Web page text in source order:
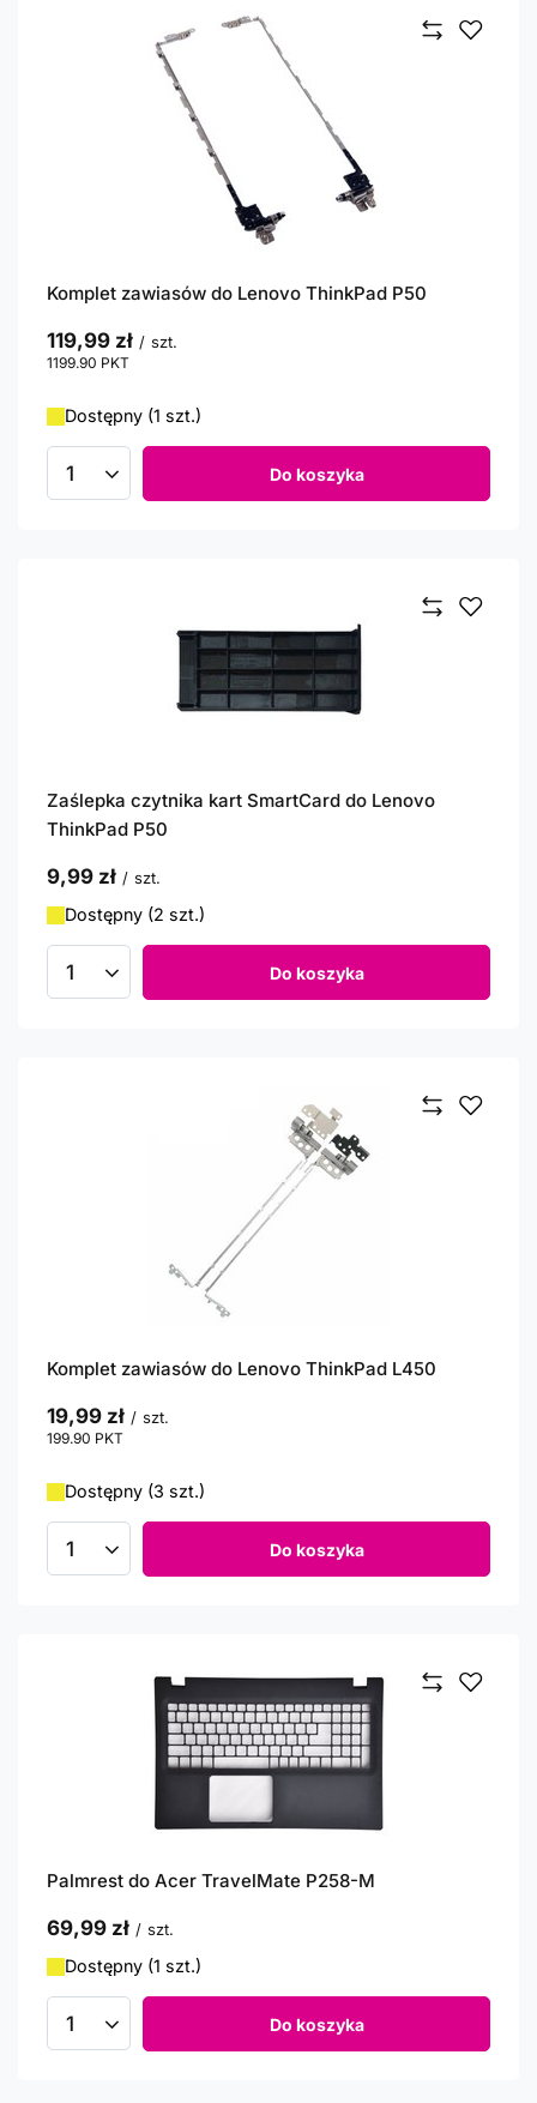
Komplet zawiasów do Lenovo ThinkPad P50
119,99 zł / szt.
1199.90 PKT
Dostępny (1 szt.)
Ilość produktów Do koszyka
Zaślepka czytnika kart SmartCard do Lenovo
ThinkPad P50
9,99 zł / szt.
Dostępny (2 szt.)
Ilość produktów Do koszyka
Komplet zawiasów do Lenovo ThinkPad L450
19,99 zł / szt.
199.90 PKT
Dostępny (3 szt.)
Ilość produktów Do koszyka
Palmrest do Acer TravelMate P258-M
69,99 zł / szt.
Dostępny (1 szt.)
Ilość produktów Do koszyka